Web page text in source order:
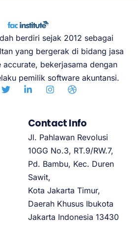
berdiri sejak 2012 sebagai
yang bergerak di bidang jasa
bekerjasama dengan
pemilik software akuntansi.
Contact Info
Jl. Pahlawan Revolusi
10GG No.3, RT.9/RW.7,
Pd. Bambu, Kec. Duren
Sawit,
Kota Jakarta Timur,
Daerah Khusus Ibukota
Jakarta Indonesia 13430